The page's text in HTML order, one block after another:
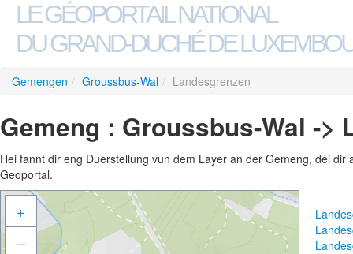
LE GÉOPORTAIL NATIONAL
DU GRAND-DUCHÉ DE
Gemengen / Groussbus-Wal / Landesgrenzen
Gemeng : Groussbus-Wal ->
Hei fannt dir eng Duerstellung vun dem Layer an der Gemeng, déi
Geoportal.
+
–